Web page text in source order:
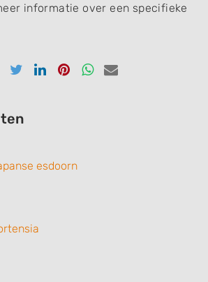
informatie over een specifieke
DelenDelenDelenDelenDelen
esdoorn